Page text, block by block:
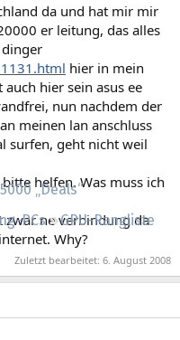
„Deals“
PCs
GPU-Rangliste
da und hat mir mir
er leitung, das alles
hier in mein
hier sein asus ee
nun nachdem der
meinen lan anschluss
surfen, geht nicht weil
helfen. Was muss ich
ne verbindung da
Why?
Zuletzt bearbeitet: 6. August 2008